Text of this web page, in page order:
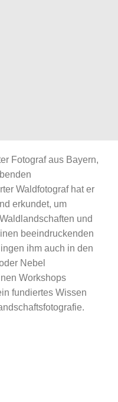
Fotograf aus Bayern,
Waldfotograf hat er
erkundet, um
und
beeindruckenden
ihm auch in den
Nebel
Workshops
fundiertes Wissen